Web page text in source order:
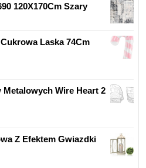
120X170Cm Szary
Laska 74Cm
Wire Heart 2
Z Efektem Gwiazdki